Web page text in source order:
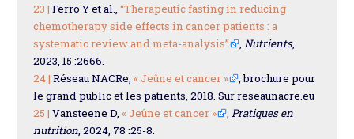
23 | Ferro Y et al.,“Therapeutic fasting in reducing
chemotherapy side effects in cancer patients : a
systematic review and meta-analysis”
,Nutrients,
2023, 15 :2666.
24 | Réseau NACRe,« Jeûne et cancer »
, brochure pour
le grand public et les patients, 2018. Sur reseaunacre.eu
25 | Vansteene D,« Jeûne et cancer » ,Pratiques en
nutrition, 2024, 78 :25-8.